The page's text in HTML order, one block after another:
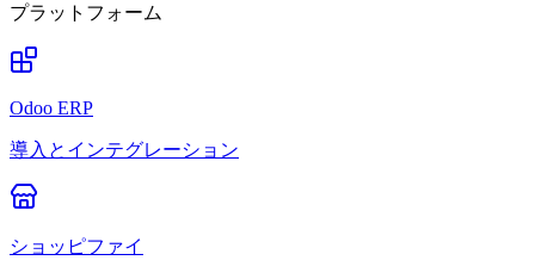
プラットフォーム
Odoo ERP
導入とインテグレーション
ショッピファイ